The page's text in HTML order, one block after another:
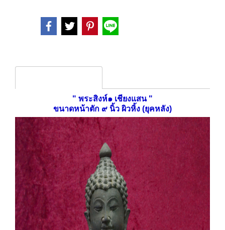
" พระสิงห์๑ เชียงแสน "
ขนาดหน้าตัก ๙ นิ้ว ผิวหิ้ง (ยุคหลัง)